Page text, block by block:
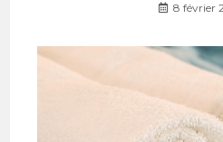
8 février